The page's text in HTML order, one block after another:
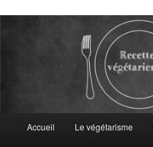
Accueil Le végétarisme